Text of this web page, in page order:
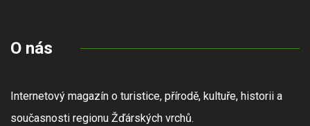
O nás
Internetový magazín o turistice, přírodě, kultuře, historii a
současnosti regionu Žďárských vrchů.